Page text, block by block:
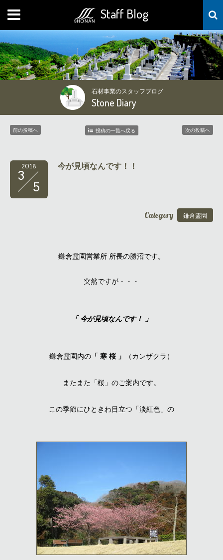
Staff Blog
MENU
石材事業のスタッフブログ
Stone Diary
前の投稿へ 投稿の一覧へ戻る 次の投稿へ
2018
3
5
今が見頃なんです！！
Category 鎌倉霊園
鎌倉霊園営業所 所長の勝沼です。
突然ですが・・・
「 今が見頃なんです！ 」
鎌倉霊園内の 「 寒 桜 」 （カンザクラ）
またまた「桜」のご案内です。
この季節にひときわ目立つ「淡紅色」の